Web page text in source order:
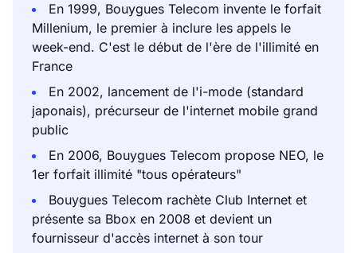
En 1999, Bouygues Telecom invente le forfait
Millenium, le premier à inclure les appels le
week-end. C'est le début de l'ère de l'illimité en
France
En 2002, lancement de l'i-mode (standard
japonais), précurseur de l'internet mobile grand
public
En 2006, Bouygues Telecom propose NEO, le
1er forfait illimité "tous opérateurs"
Bouygues Telecom rachète Club Internet et
présente sa Bbox en 2008 et devient un
fournisseur d'accès internet à son tour